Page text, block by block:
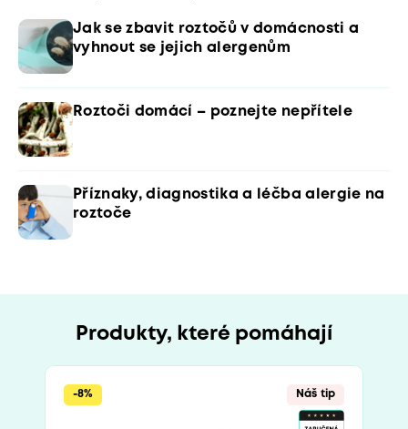
Jak se zbavit roztočů v domácnosti a
vyhnout se jejich alergenům
Roztoči domácí – poznejte nepřítele
Příznaky, diagnostika a léčba alergie na
roztoče
Produkty, které pomáhají
-8% Náš tip